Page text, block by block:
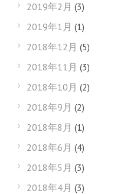
2019年2月 (3)
2019年1月 (1)
2018年12月 (5)
2018年11月 (3)
2018年10月 (2)
2018年9月 (2)
2018年8月 (1)
2018年6月 (4)
2018年5月 (3)
2018年4月 (3)